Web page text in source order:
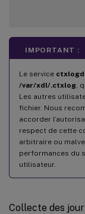
IMPORTANT :
Le service ctxlogd
/var/xdl/.ctxlog ,
Les autres
fichier. Nous
accorder
respect de cette
arbitraire ou
performances du
utilisateur.
Collecte des